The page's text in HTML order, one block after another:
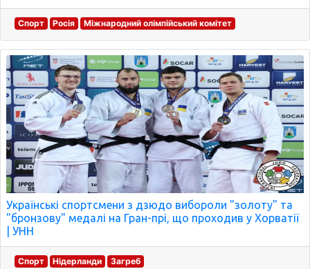
Спорт Росія Міжнародний олімпійський комітет
Українські спортсмени з дзюдо вибороли "золоту" та
"бронзову" медалі на Гран-прі, що проходив у Хорватії
| УНН
Спорт Нідерланди Загреб